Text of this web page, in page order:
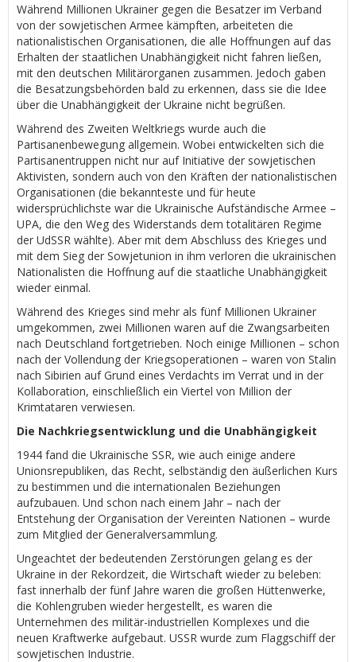
Während Millionen Ukrainer gegen die Besatzer im Verband
von der sowjetischen Armee kämpften, arbeiteten die
nationalistischen Organisationen, die alle Hoffnungen auf das
Erhalten der staatlichen Unabhängigkeit nicht fahren ließen,
mit den deutschen Militärorganen zusammen. Jedoch gaben
die Besatzungsbehörden bald zu erkennen, dass sie die Idee
über die Unabhängigkeit der Ukraine nicht begrüßen.
Während des Zweiten Weltkriegs wurde auch die
Partisanenbewegung allgemein. Wobei entwickelten sich die
Partisanentruppen nicht nur auf Initiative der sowjetischen
Aktivisten, sondern auch von den Kräften der nationalistischen
Organisationen (die bekannteste und für heute
widersprüchlichste war die Ukrainische Aufständische Armee –
UPA, die den Weg des Widerstands dem totalitären Regime
der UdSSR wählte). Aber mit dem Abschluss des Krieges und
mit dem Sieg der Sowjetunion in ihm verloren die ukrainischen
Nationalisten die Hoffnung auf die staatliche Unabhängigkeit
wieder einmal.
Während des Krieges sind mehr als fünf Millionen Ukrainer
umgekommen, zwei Millionen waren auf die Zwangsarbeiten
nach Deutschland fortgetrieben. Noch einige Millionen – schon
nach der Vollendung der Kriegsoperationen – waren von Stalin
nach Sibirien auf Grund eines Verdachts im Verrat und in der
Kollaboration, einschließlich ein Viertel von Million der
Krimtataren verwiesen.
Die Nachkriegsentwicklung und die Unabhängigkeit
1944 fand die Ukrainische SSR, wie auch einige andere
Unionsrepubliken, das Recht, selbständig den äußerlichen Kurs
zu bestimmen und die internationalen Beziehungen
aufzubauen. Und schon nach einem Jahr – nach der
Entstehung der Organisation der Vereinten Nationen – wurde
zum Mitglied der Generalversammlung.
Ungeachtet der bedeutenden Zerstörungen gelang es der
Ukraine in der Rekordzeit, die Wirtschaft wieder zu beleben:
fast innerhalb der fünf Jahre waren die großen Hüttenwerke,
die Kohlengruben wieder hergestellt, es waren die
Unternehmen des militär-industriellen Komplexes und die
neuen Kraftwerke aufgebaut. USSR wurde zum Flaggschiff der
sowjetischen Industrie.